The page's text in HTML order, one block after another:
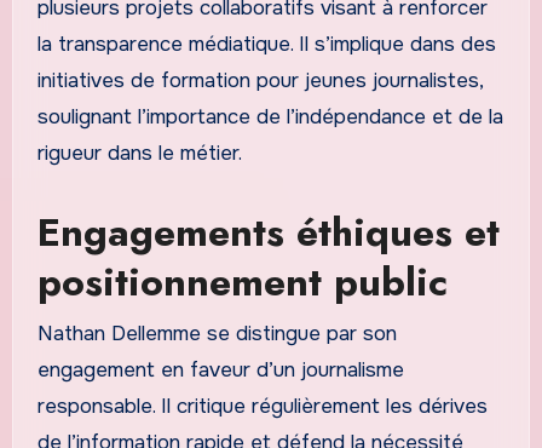
plusieurs projets collaboratifs visant à renforcer
la transparence médiatique. Il s’implique dans des
initiatives de formation pour jeunes journalistes,
soulignant l’importance de l’indépendance et de la
rigueur dans le métier.
Engagements éthiques et
positionnement public
Nathan Dellemme se distingue par son
engagement en faveur d’un journalisme
responsable. Il critique régulièrement les dérives
de l’information rapide et défend la nécessité